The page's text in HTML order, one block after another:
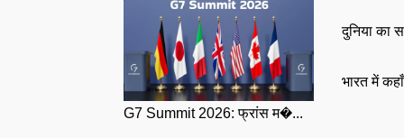
G7 Summit 2026: फ्रांस म�...
दुनिया का
भारत में